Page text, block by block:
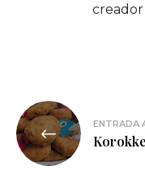
creador
Navegación
de
entradas
ENTRADA